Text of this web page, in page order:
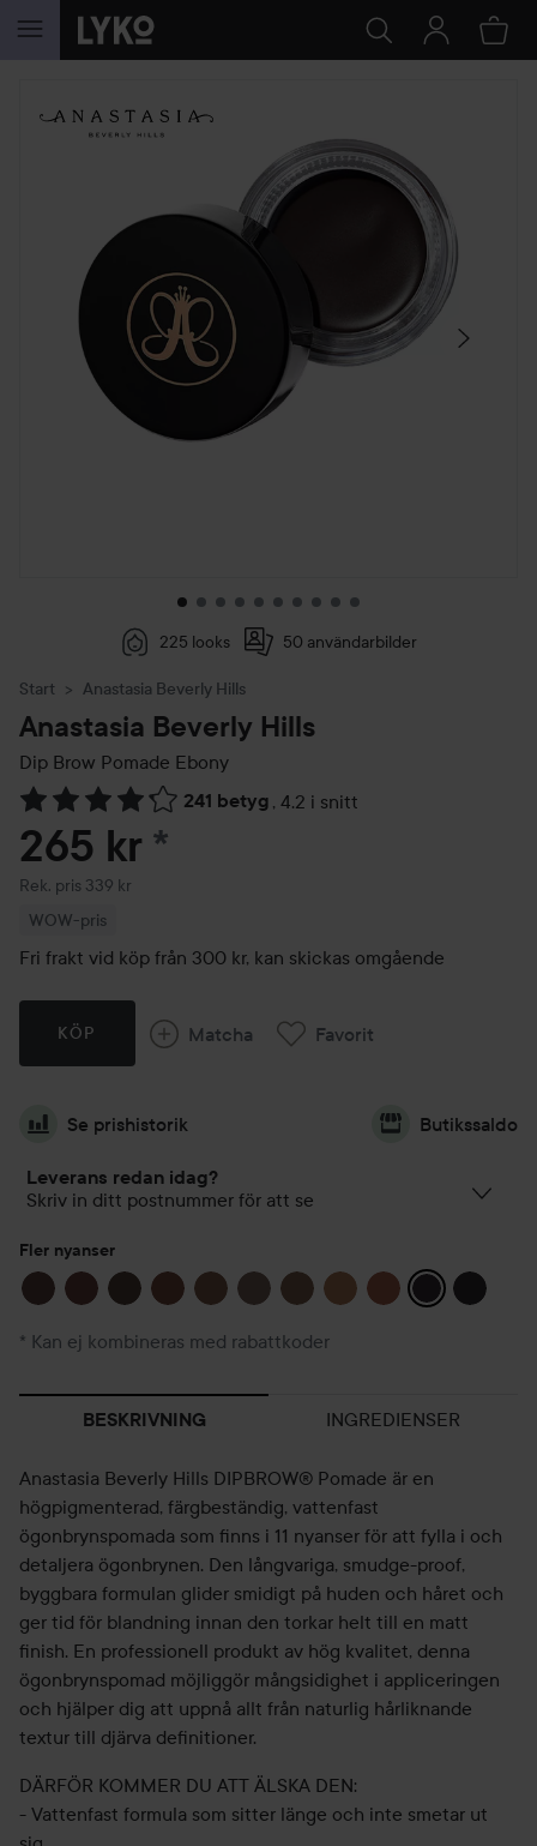
HOPPA TILL INNEHÅLLET
HOPPA ÖVER SEKTIONEN
225 looks 50 användarbilder
Start Anastasia Beverly Hills
Anastasia Beverly Hills
Dip Brow Pomade Ebony
241 betyg , 4.2 i snitt
Hoppa till Betyg & kommentarer
265 kr *
Rek. pris 339 kr
Rekommenderat pris 339 kr
WOW-pris
Fri frakt vid köp från 300 kr, kan skickas omgående
KÖP Matcha Favorit
Se prishistorik Butikssaldo
Leverans redan idag?
Skriv in ditt postnummer för att se
Fler nyanser
* Kan ej kombineras med rabattkoder
BESKRIVNING INGREDIENSER
Anastasia Beverly Hills DIPBROW® Pomade är en
högpigmenterad, färgbeständig, vattenfast
ögonbrynspomada som finns i 11 nyanser för att fylla i och
detaljera ögonbrynen. Den långvariga, smudge-proof,
byggbara formulan glider smidigt på huden och håret och
ger tid för blandning innan den torkar helt till en matt
finish. En professionell produkt av hög kvalitet, denna
ögonbrynspomad möjliggör mångsidighet i appliceringen
och hjälper dig att uppnå allt från naturlig hårliknande
textur till djärva definitioner.
DÄRFÖR KOMMER DU ATT ÄLSKA DEN:
- Vattenfast formula som sitter länge och inte smetar ut